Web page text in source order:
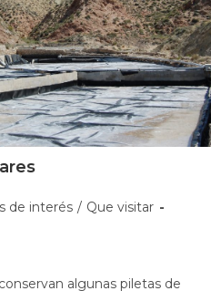
de interés / Que visitar
algunas piletas de